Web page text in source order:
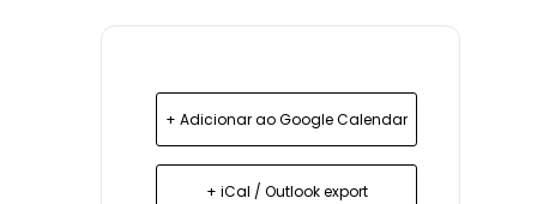
+ Adicionar ao Google Calendar
+ iCal / Outlook export